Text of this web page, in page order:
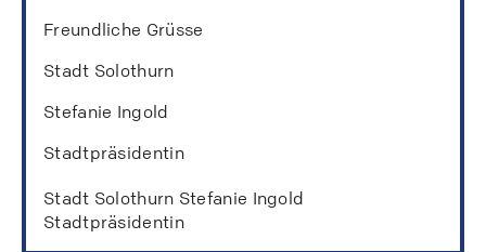
Freundliche Grüsse
Stadt Solothurn
Stefanie Ingold
Stadtpräsidentin
Stadt Solothurn Stefanie Ingold
Stadtpräsidentin